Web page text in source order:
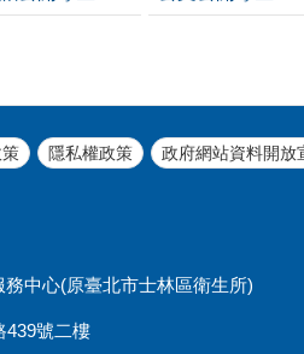
隱私權政策 政府網站資料開放
中心(原臺北市士林區衛生所)
439號二樓